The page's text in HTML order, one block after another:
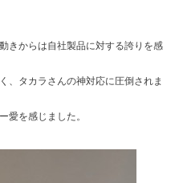
きからは自社製品に対する誇りを感
、タカラさんの神対応に圧倒されま
愛を感じました。